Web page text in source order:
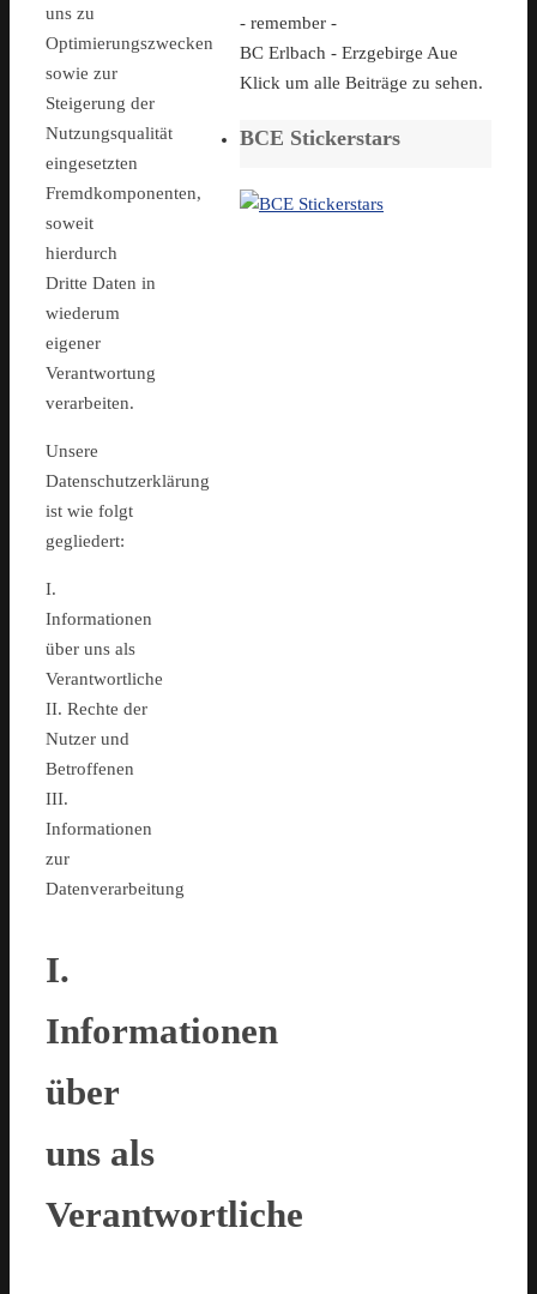
uns zu
Optimierungszwecken
sowie zur
Steigerung der
Nutzungsqualität
eingesetzten
Fremdkomponenten,
soweit
hierdurch
Dritte Daten in
wiederum
eigener
Verantwortung
verarbeiten.
Unsere
Datenschutzerklärung
ist wie folgt
gegliedert:
I.
Informationen
über uns als
Verantwortliche
II. Rechte der
Nutzer und
Betroffenen
III.
Informationen
zur
Datenverarbeitung
I.
Informationen
über
uns als
Verantwortliche
- remember -
BC Erlbach - Erzgebirge Aue
Klick um alle Beiträge zu sehen.
BCE Stickerstars